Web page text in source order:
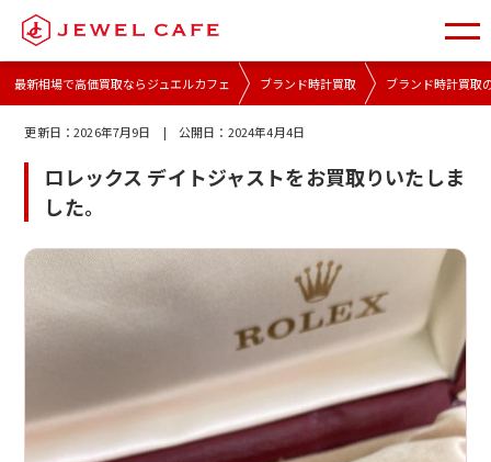
最新相場で高価買取ならジュエルカフェ ブランド時計買取 ブランド時計買取
更新日：2026年7月9日 | 公開日： 2024年4月4日
ロレックス デイトジャストをお買取りいたしま
した。